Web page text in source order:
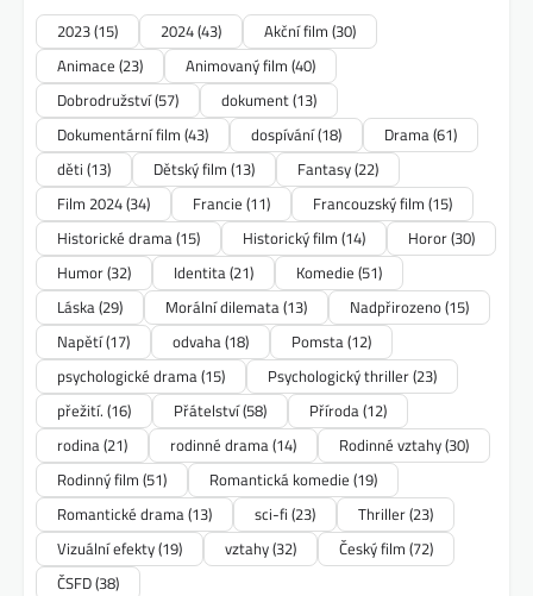
2023(15) 2024(43) Akční film (30)
Animace (23) Animovaný film (40)
Dobrodružství(57) dokument(13)
Dokumentární film (43) dospívání(18) Drama(61)
děti (13) Dětský film (13) Fantasy(22)
Film 2024(34) Francie (11) Francouzský film (15)
Historické drama(15) Historický film (14) Horor(30)
Humor(32) Identita(21) Komedie (51)
Láska(29) Morální dilemata(13) Nadpřirozeno(15)
Napětí(17) odvaha(18) Pomsta(12)
psychologické drama(15) Psychologický thriller(23)
přežití. (16) Přátelství(58) Příroda(12)
rodina(21) rodinné drama(14) Rodinné vztahy(30)
Rodinný film (51) Romantická komedie (19)
Romantické drama(13) sci-fi (23) Thriller(23)
Vizuální efekty(19) vztahy(32) Český film (72)
ČSFD(38)